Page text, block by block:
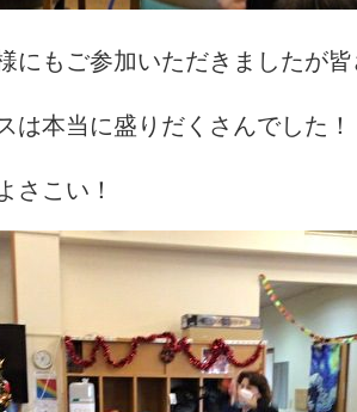
にもご参加いただきましたが
は本当に盛りだくさんでした！
さこい！